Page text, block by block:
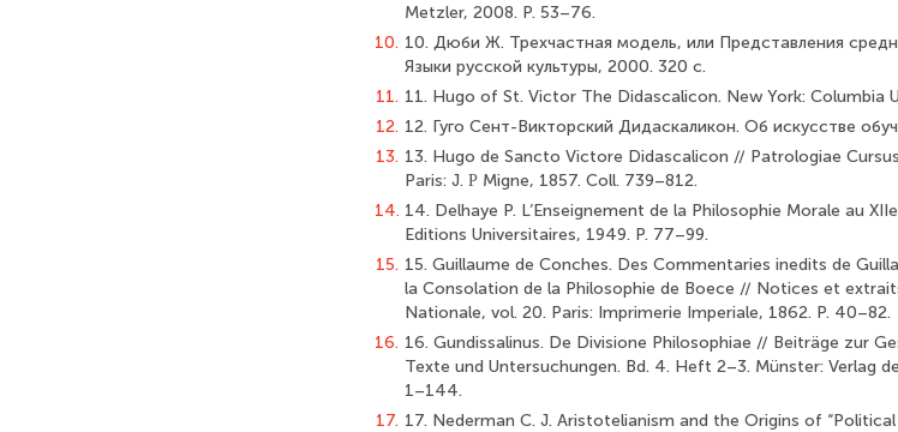
Metzler, 2008. Р. 53–76.
10. 10. Дюби Ж. Трехчастная модель, или Представления
Языки русской культуры, 2000. 320 с.
11. 11. Hugo of St. Victor The Didascalicon. New York: Columbia
12. 12. Гуго Сент-Викторский Дидаскаликон. Об искусстве
13. 13. Hugo de Sancto Victore Didascalicon // Patrologiae
Paris: J. Ρ Migne, 1857. Coll. 739–812.
14. 14. Delhaye P. L’Enseignement de la Philosophie Morale au
Editions Universitaires, 1949. P. 77–99.
15. 15. Guillaume de Conches. Des Commentaries inedits de
la Consolation de la Philosophie de Boece // Notices et
Nationale, vol. 20. Paris: Imprimerie Imperiale, 1862. P. 40–82.
16. 16. Gundissalinus. De Divisione Philosophiae // Beiträge zur
Texte und Untersuchungen. Bd. 4. Heft 2–3. Münster: Verlag
1–144.
17. 17. Nederman C. J. Aristotelianism and the Origins of